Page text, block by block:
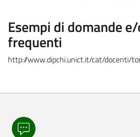
Esempi di domande
frequenti
http://www.dipchi.unict.it/cat/docenti/